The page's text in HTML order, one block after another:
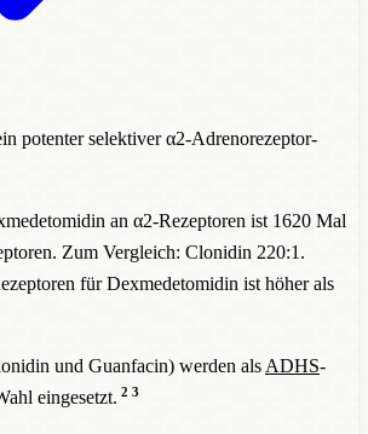
potenter selektiver α2-Adrenorezeptor-
an α2-Rezeptoren ist 1620 Mal
Zum Vergleich: Clonidin 220:1.
für Dexmedetomidin ist höher als
und Guanfacin) werden als ADHS-
eingesetzt. 2 3